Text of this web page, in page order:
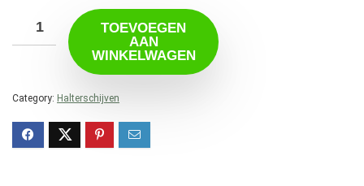
TOEVOEGEN
AAN
WINKELWAGEN
Category: Halterschijven